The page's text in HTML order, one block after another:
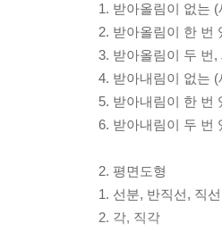
1. 받아올림이 없는
2. 받아올림이 한 번
3. 받아올림이 두 번
4. 받아내림이 없는
5. 받아내림이 한 번
6. 받아내림이 두 번
2. 평면도형
1. 선분, 반직선, 직선
2. 각, 직각